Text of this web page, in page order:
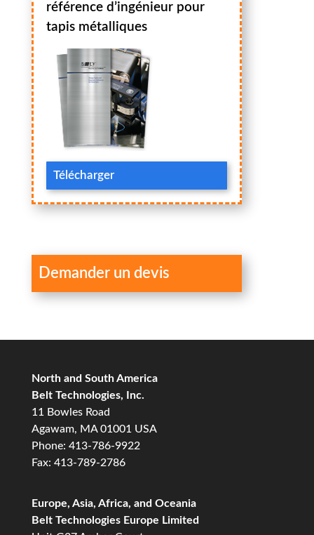
référence d’ingénieur pour
tapis métalliques
Télécharger
Demander un devis
North and South America
Belt Technologies, Inc.
11 Bowles Road
Agawam, MA 01001 USA
Phone: 413-786-9922
Fax: 413-789-2786
Europe, Asia, Africa, and Oceania
Belt Technologies Europe Limited